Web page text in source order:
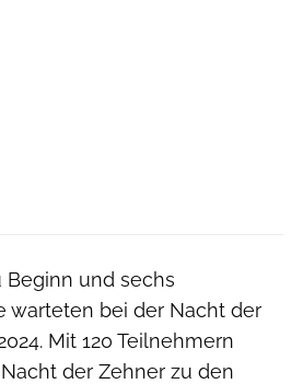
Beginn und sechs
warteten bei der Nacht der
Mit 120 Teilnehmern
der Zehner zu den